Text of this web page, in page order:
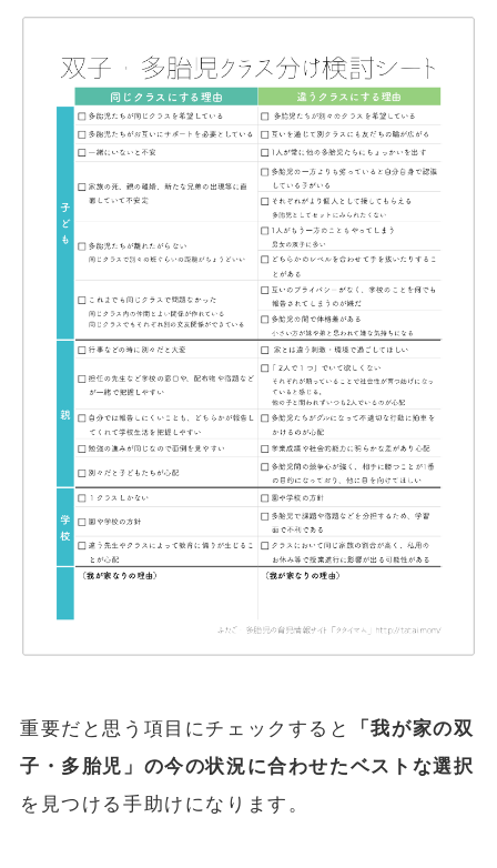
重要だと思う項目にチェックすると
「我が家の双
子・多胎児」の今の状況に合わせたベストな選択
を見つける手助けになります。